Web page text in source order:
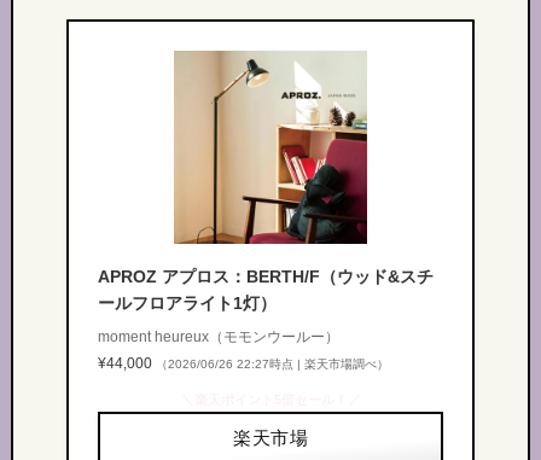
APROZ アプロス：BERTH/F（ウッド&スチ
ールフロアライト1灯）
moment heureux（モモンウールー）
¥44,000
（2026/06/26 22:27時点 | 楽天市場調べ）
楽天市場